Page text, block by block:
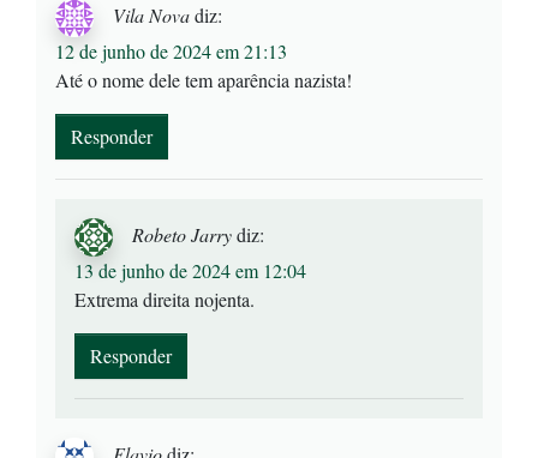
Vila Novadiz:
12 de junho de 2024 em 21:13
Até o nome dele tem aparência nazista!
Responder
Robeto Jarrydiz:
13 de junho de 2024 em 12:04
Extrema direita nojenta.
Responder